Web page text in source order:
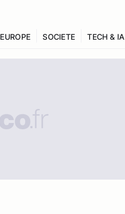
EUROPE SOCIETE TECH & IA